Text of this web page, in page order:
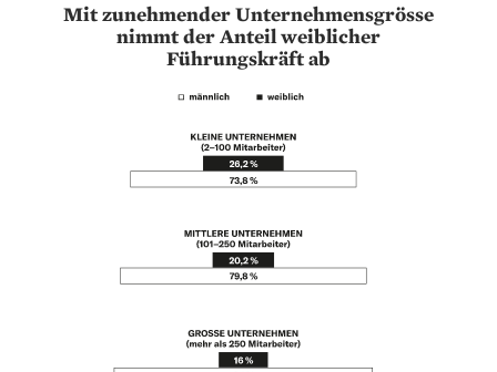
Mit zunehmender Unternehmensgrösse
nimmt der Anteil weiblicher
Führungskräft ab